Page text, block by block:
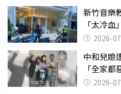
新竹音樂
「太冷
2026-
中和兒媳
「全家
摔東西
2026-